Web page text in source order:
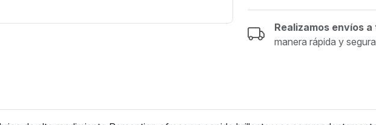
Realizamos envíos
manera rápida y segura